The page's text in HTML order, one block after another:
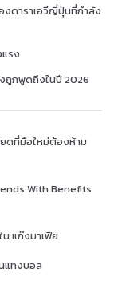
งดาราเอวีญี่ปุ่นที่กำลัง
รง
ถูกพูดถึงในปี 2026
ดที่มือใหม่ต้องห้าม
With Benefits
แก๊งมาเฟีย
แทงบอล